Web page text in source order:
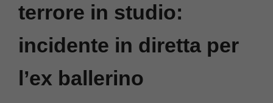
terrore in studio:
incidente in diretta per
l’ex ballerino